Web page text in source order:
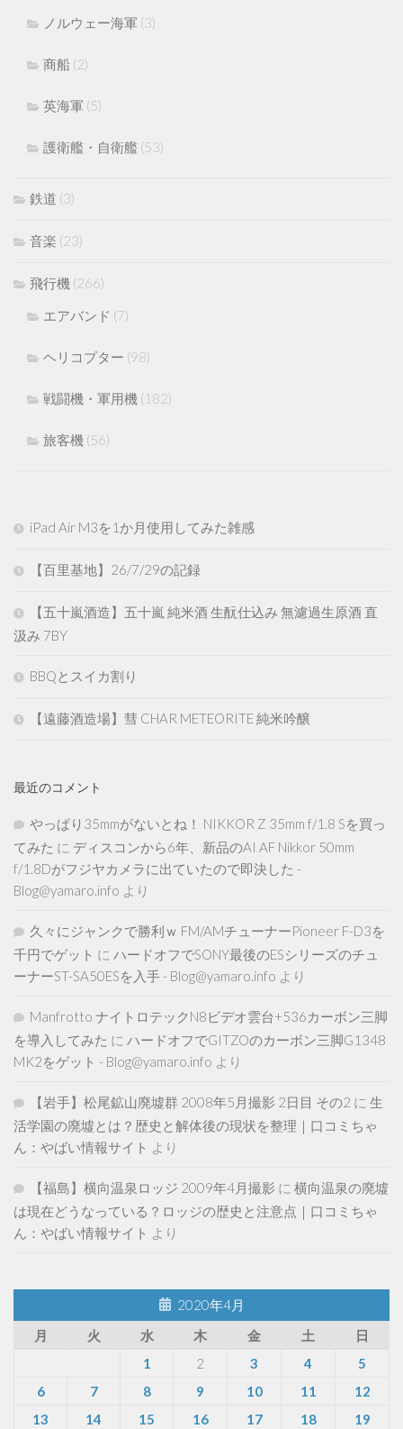
ノルウェー海軍 (3)
商船 (2)
英海軍 (5)
護衛艦・自衛艦 (53)
鉄道 (3)
音楽 (23)
飛行機 (266)
エアバンド (7)
ヘリコプター (98)
戦闘機・軍用機 (182)
旅客機 (56)
iPad Air M3を1か月使用してみた雑感
【百里基地】26/7/29の記録
【五十嵐酒造】五十嵐 純米酒 生酛仕込み 無濾過生原酒 直
汲み 7BY
BBQとスイカ割り
【遠藤酒造場】彗 CHAR METEORITE 純米吟醸
最近のコメント
やっぱり35mmがないとね！ NIKKOR Z 35mm f/1.8 Sを買っ
てみた に ディスコンから6年、新品のAI AF Nikkor 50mm
f/1.8Dがフジヤカメラに出ていたので即決した -
Blog@yamaro.info より
久々にジャンクで勝利ｗ FM/AMチューナーPioneer F-D3を
千円でゲット に ハードオフでSONY最後のESシリーズのチュ
ーナーST-SA50ESを入手 - Blog@yamaro.info より
Manfrotto ナイトロテックN8ビデオ雲台+536カーボン三脚
を導入してみた に ハードオフでGITZOのカーボン三脚G1348
MK2をゲット - Blog@yamaro.info より
【岩手】松尾鉱山廃墟群 2008年5月撮影 2日目 その2 に 生
活学園の廃墟とは？歴史と解体後の現状を整理｜口コミちゃ
ん：やばい情報サイト より
【福島】横向温泉ロッジ 2009年4月撮影 に 横向温泉の廃墟
は現在どうなっている？ロッジの歴史と注意点｜口コミちゃ
ん：やばい情報サイト より
2020年4月
月
火 水 木 金 土
日
1
2 3 4
5
6
7 8 9 10 11
12
13
14 15 16 17 18
19